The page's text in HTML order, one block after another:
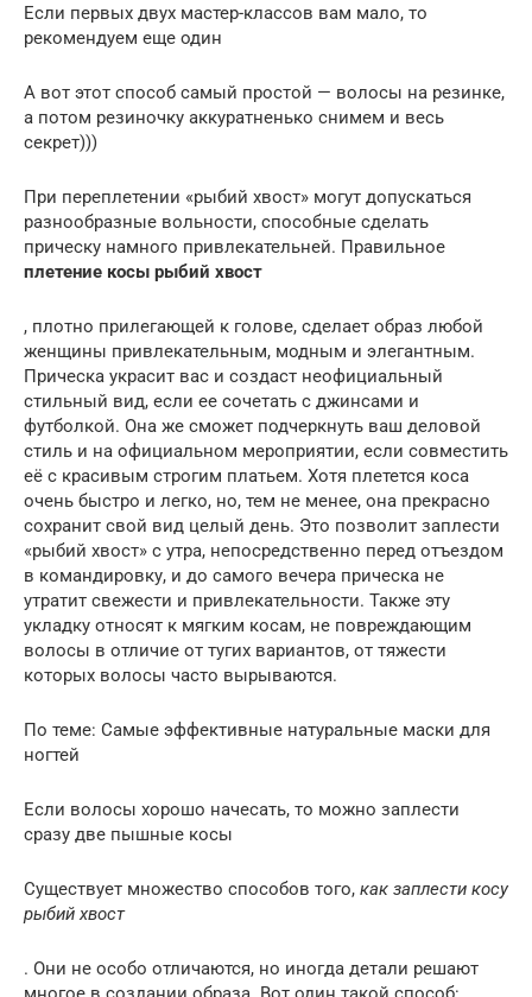
Если первых двух мастер-классов вам мало, то
рекомендуем еще один
А вот этот способ самый простой — волосы на резинке,
а потом резиночку аккуратненько снимем и весь
секрет)))
При переплетении «рыбий хвост» могут допускаться
разнообразные вольности, способные сделать
прическу намного привлекательней. Правильное
плетение косы рыбий хвост
, плотно прилегающей к голове, сделает образ любой
женщины привлекательным, модным и элегантным.
Прическа украсит вас и создаст неофициальный
стильный вид, если ее сочетать с джинсами и
футболкой. Она же сможет подчеркнуть ваш деловой
стиль и на официальном мероприятии, если совместить
её с красивым строгим платьем. Хотя плетется коса
очень быстро и легко, но, тем не менее, она прекрасно
сохранит свой вид целый день. Это позволит заплести
«рыбий хвост» с утра, непосредственно перед отъездом
в командировку, и до самого вечера прическа не
утратит свежести и привлекательности. Также эту
укладку относят к мягким косам, не повреждающим
волосы в отличие от тугих вариантов, от тяжести
которых волосы часто вырываются.
По теме: Самые эффективные натуральные маски для
ногтей
Если волосы хорошо начесать, то можно заплести
сразу две пышные косы
Существует множество способов того, как заплести косу
рыбий хвост
. Они не особо отличаются, но иногда детали решают